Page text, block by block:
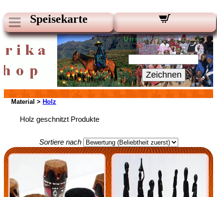
Speisekarte
Unsere Newsletter:
Ihre E-Mail:
Zeichnen
Material > Holz
Holz geschnitzt Produkte
Sortiere nach